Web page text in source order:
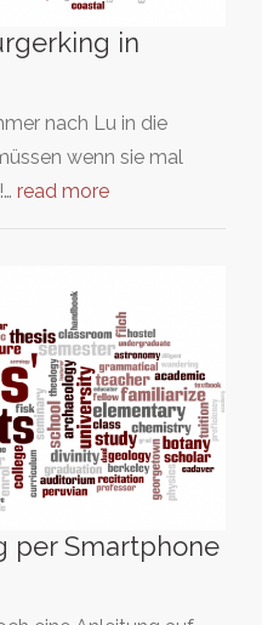
in
nach Lu in die
wenn sie mal
read more
per Smartphone